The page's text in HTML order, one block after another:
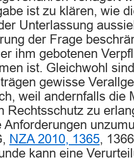
ist zu klären, wie
Unterlassung
der Frage
ihm gebotenen
ist. Gleichwohl
gewisse
weil andernfalls die
Rechtsschutz zu
Anforderungen
NZA 2010, 1365,
kann eine